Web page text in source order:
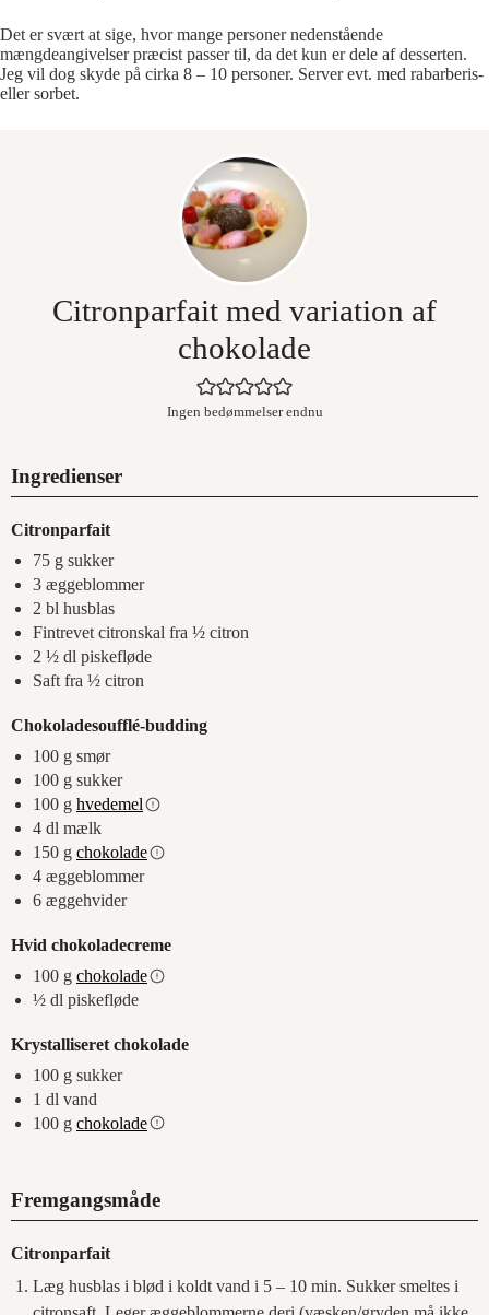
Det er svært at sige, hvor mange personer nedenstående
mængdeangivelser præcist passer til, da det kun er dele af desserten.
Jeg vil dog skyde på cirka 8 – 10 personer. Server evt. med rabarberis-
eller sorbet.
Citronparfait med variation af
chokolade
Ingen bedømmelser endnu
Ingredienser
Citronparfait
75 g sukker
3 æggeblommer
2 bl husblas
Fintrevet citronskal fra ½ citron
2 ½ dl piskefløde
Saft fra ½ citron
Chokoladesoufflé-budding
100 g smør
100 g sukker
100 g hvedemel
4 dl mælk
150 g chokolade
4 æggeblommer
6 æggehvider
Hvid chokoladecreme
100 g chokolade
½ dl piskefløde
Krystalliseret chokolade
100 g sukker
1 dl vand
100 g chokolade
Fremgangsmåde
Citronparfait
Læg husblas i blød i koldt vand i 5 – 10 min. Sukker smeltes i